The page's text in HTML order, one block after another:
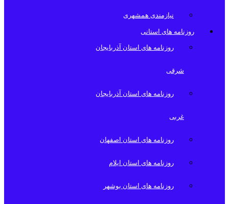
نیازمندی همشهری
روزنامه های استانی
روزنامه های استان آذربایجان
شرقی
روزنامه های استان آذربایجان
غربی
روزنامه های استان اصفهان
روزنامه های استان ایلام
روزنامه های استان بوشهر